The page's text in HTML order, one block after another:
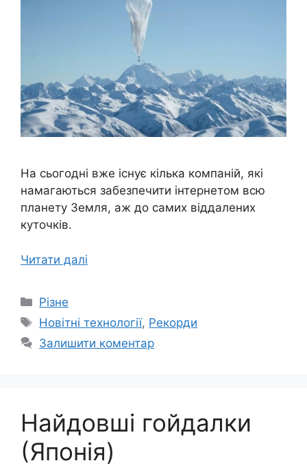
На сьогодні вже існує кілька компаній, які
намагаються забезпечити інтернетом всю
планету Земля, аж до самих віддалених
куточків.
Читати далі
Категорії
Різне
Позначки
Новітні технології, Рекорди
Залишити коментар
Найдовші гойдалки
(Японія)